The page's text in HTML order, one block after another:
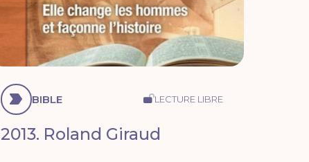
BIBLE LECTURE LIBRE
2013. Roland Giraud